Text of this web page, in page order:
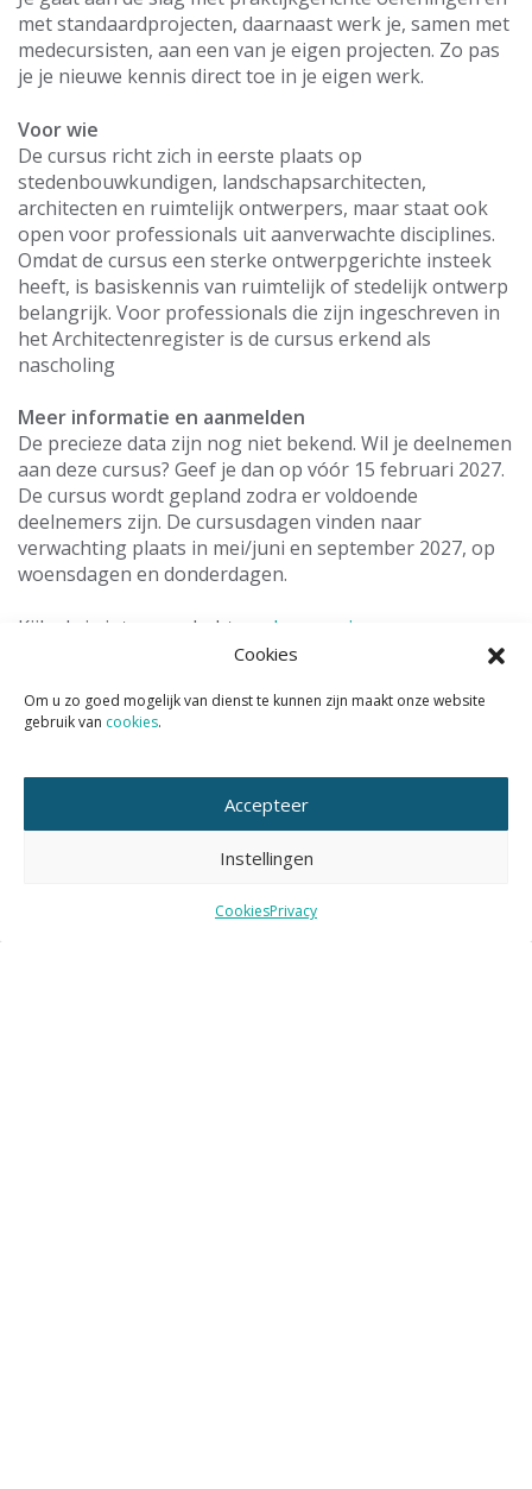
Cookies
Om u zo goed mogelijk van dienst te kunnen zijn maakt onze website
gebruik van cookies.
Accepteer
Instellingen
CookiesPrivacy
met standaardprojecten, daarnaast werk je, samen met
medecursisten, aan een van je eigen projecten. Zo pas
je je nieuwe kennis direct toe in je eigen werk.
Voor wie
De cursus richt zich in eerste plaats op
stedenbouwkundigen, landschapsarchitecten,
architecten en ruimtelijk ontwerpers, maar staat ook
open voor professionals uit aanverwachte disciplines.
Omdat de cursus een sterke ontwerpgerichte insteek
heeft, is basiskennis van ruimtelijk of stedelijk ontwerp
belangrijk. Voor professionals die zijn ingeschreven in
het Architectenregister is de cursus erkend als
nascholing
Meer informatie en aanmelden
De precieze data zijn nog niet bekend. Wil je deelnemen
aan deze cursus? Geef je dan op vóór 15 februari 2027.
De cursus wordt gepland zodra er voldoende
deelnemers zijn. De cursusdagen vinden naar
verwachting plaats in mei/juni en september 2027, op
woensdagen en donderdagen.
Kijk als je interesse hebt
op deze pagina voor meer
informatie en aanmelden.